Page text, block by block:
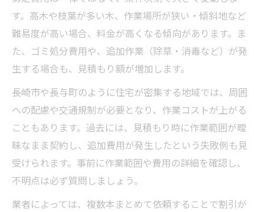
す。高木や枝葉が多い木、作業場所が狭い・傾斜地など
難易度が高い場合、料金が高くなる傾向があります。ま
た、ゴミ処分費用や、追加作業（除草・消毒など）が発
生する場合も、見積もり額が増加します。
長崎市や長与町のように住宅が密集する地域では、周囲
への配慮や交通規制が必要となり、作業コストが上がる
こともあります。過去には、見積もり時に作業範囲が曖
昧なまま契約し、追加費用が発生したという失敗例も見
受けられます。事前に作業範囲や費用の詳細を確認し、
不明点は必ず質問しましょう。
業者によっては、複数本まとめて依頼することで割引が